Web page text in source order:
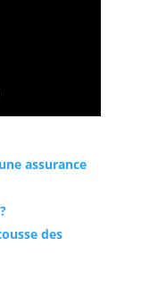
assurance
des